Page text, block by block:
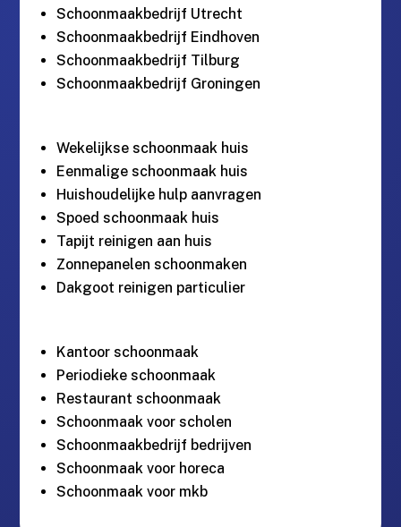
Schoonmaakbedrijf Utrecht
Schoonmaakbedrijf Eindhoven
Schoonmaakbedrijf Tilburg
Schoonmaakbedrijf Groningen
Wekelijkse schoonmaak huis
Eenmalige schoonmaak huis
Huishoudelijke hulp aanvragen
Spoed schoonmaak huis
Tapijt reinigen aan huis
Zonnepanelen schoonmaken
Dakgoot reinigen particulier
Kantoor schoonmaak
Periodieke schoonmaak
Restaurant schoonmaak
Schoonmaak voor scholen
Schoonmaakbedrijf bedrijven
Schoonmaak voor horeca
Schoonmaak voor mkb